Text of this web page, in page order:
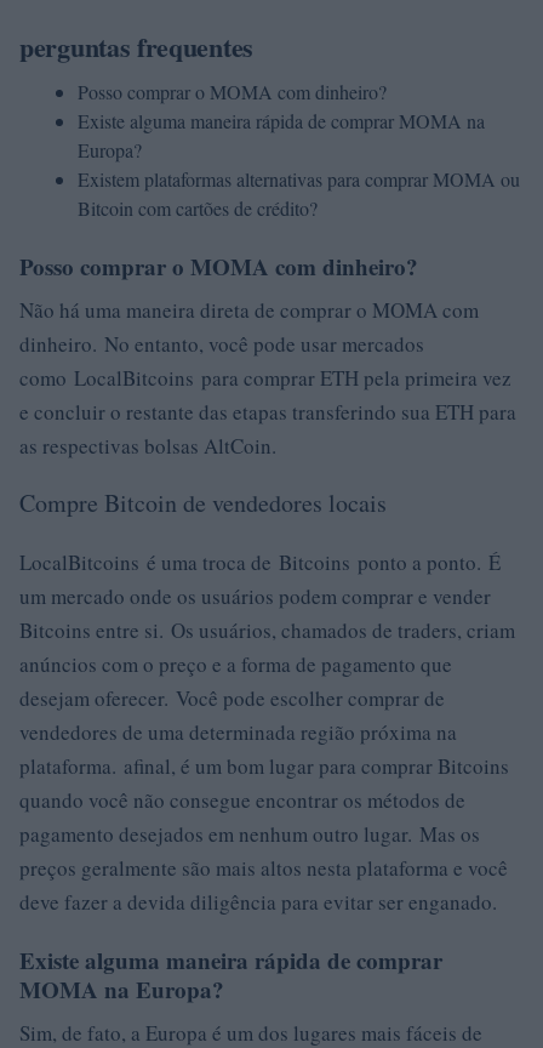
perguntas frequentes
Posso comprar o MOMA com dinheiro?
Existe alguma maneira rápida de comprar MOMA na
Europa?
Existem plataformas alternativas para comprar MOMA ou
Bitcoin com cartões de crédito?
Posso comprar o MOMA com dinheiro?
Não há uma maneira direta de comprar o MOMA com
dinheiro. No entanto, você pode usar mercados
como LocalBitcoins para comprar ETH pela primeira vez
e concluir o restante das etapas transferindo sua ETH para
as respectivas bolsas AltCoin.
Compre Bitcoin de vendedores locais
LocalBitcoins é uma troca de Bitcoins ponto a ponto. É
um mercado onde os usuários podem comprar e vender
Bitcoins entre si. Os usuários, chamados de traders, criam
anúncios com o preço e a forma de pagamento que
desejam oferecer. Você pode escolher comprar de
vendedores de uma determinada região próxima na
plataforma. afinal, é um bom lugar para comprar Bitcoins
quando você não consegue encontrar os métodos de
pagamento desejados em nenhum outro lugar. Mas os
preços geralmente são mais altos nesta plataforma e você
deve fazer a devida diligência para evitar ser enganado.
Existe alguma maneira rápida de comprar
MOMA na Europa?
Sim, de fato, a Europa é um dos lugares mais fáceis de